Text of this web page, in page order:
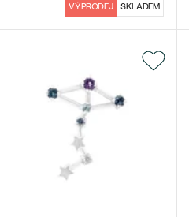
VÝPRODEJ SKLADEM